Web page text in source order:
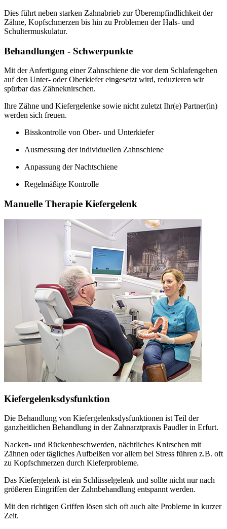
Dies führt neben starken Zahnabrieb zur Überempfindlichkeit der
Zähne, Kopfschmerzen bis hin zu Problemen der Hals- und
Schultermuskulatur.
Behandlungen - Schwerpunkte
Mit der Anfertigung einer Zahnschiene die vor dem Schlafengehen
auf den Unter- oder Oberkiefer eingesetzt wird, reduzieren wir
spürbar das Zähneknirschen.
Ihre Zähne und Kiefergelenke sowie nicht zuletzt Ihr(e) Partner(in)
werden sich freuen.
Bisskontrolle von Ober- und Unterkiefer
Ausmessung der individuellen Zahnschiene
Anpassung der Nachtschiene
Regelmäßige Kontrolle
Manuelle Therapie Kiefergelenk
Kiefergelenksdysfunktion
Die Behandlung von Kiefergelenksdysfunktionen ist Teil der
ganzheitlichen Behandlung in der Zahnarztpraxis Paudler in Erfurt.
Nacken- und Rückenbeschwerden, nächtliches Knirschen mit
Zähnen oder tägliches Aufbeißen vor allem bei Stress führen z.B. oft
zu Kopfschmerzen durch Kieferprobleme.
Das Kiefergelenk ist ein Schlüsselgelenk und sollte nicht nur nach
größeren Eingriffen der Zahnbehandlung entspannt werden.
Mit den richtigen Griffen lösen sich oft auch alte Probleme in kurzer
Zeit.